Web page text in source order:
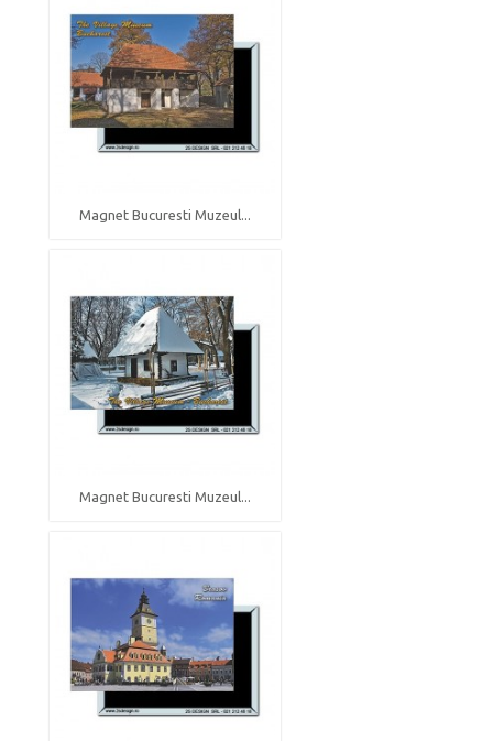
Magnet Bucuresti Muzeul...
Magnet Bucuresti Muzeul...